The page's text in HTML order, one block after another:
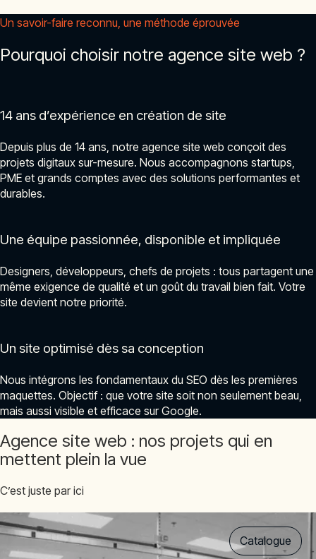
Un savoir-faire reconnu, une méthode éprouvée
Pourquoi choisir notre agence site web ?
14 ans d’expérience en création de site
Depuis plus de 14 ans, notre agence site web conçoit des
projets digitaux sur-mesure. Nous accompagnons startups,
PME et grands comptes avec des solutions performantes et
durables.
Une équipe passionnée, disponible et impliquée
Designers, développeurs, chefs de projets : tous partagent une
même exigence de qualité et un goût du travail bien fait. Votre
site devient notre priorité.
Un site optimisé dès sa conception
Nous intégrons les fondamentaux du SEO dès les premières
maquettes. Objectif : que votre site soit non seulement beau,
mais aussi visible et efficace sur Google.
Agence site web : nos projets qui en
mettent plein la vue
C’est juste par ici
Catalogue